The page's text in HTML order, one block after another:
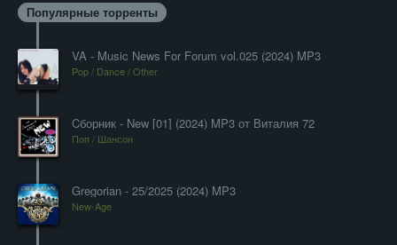
Популярные торренты
VA - Music News For Forum vol.025 (2024) MP3
Pop / Dance / Other
Cборник - New [01] (2024) MP3 от Виталия 72
Поп / Шансон
Gregorian - 25/2025 (2024) MP3
New-Age